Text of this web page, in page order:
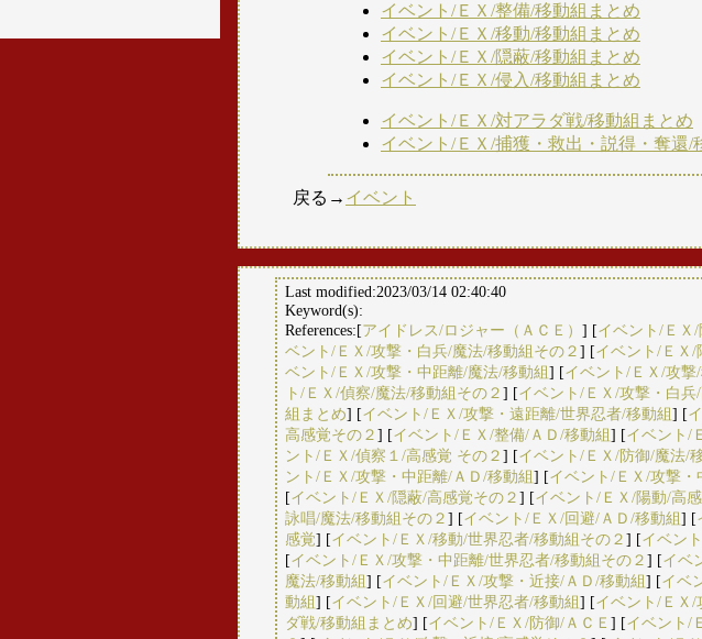
イベント/ＥＸ/整備/移動組まとめ
イベント/ＥＸ/移動/移動組まとめ
イベント/ＥＸ/隠蔽/移動組まとめ
イベント/ＥＸ/侵入/移動組まとめ
イベント/ＥＸ/対アラダ戦/移動組まとめ
イベント/ＥＸ/捕獲・救出・説得・奪還/
戻る→ イベント
Last modified:2023/03/14 02:40:40
Keyword(s):
References:[アイドレス/ロジャー（ＡＣＥ）] [イベント/ＥＸ
ベント/ＥＸ/攻撃・白兵/魔法/移動組その２] [イベント/ＥＸ
ベント/ＥＸ/攻撃・中距離/魔法/移動組] [イベント/ＥＸ/攻撃
ト/ＥＸ/偵察/魔法/移動組その２] [イベント/ＥＸ/攻撃・白兵
組まとめ] [イベント/ＥＸ/攻撃・遠距離/世界忍者/移動組] [
高感覚その２] [イベント/ＥＸ/整備/ＡＤ/移動組] [イベント/
ント/ＥＸ/偵察１/高感覚 その２] [イベント/ＥＸ/防御/魔法/
ント/ＥＸ/攻撃・中距離/ＡＤ/移動組] [イベント/ＥＸ/攻撃
[イベント/ＥＸ/隠蔽/高感覚その２] [イベント/ＥＸ/陽動/高
詠唱/魔法/移動組その２] [イベント/ＥＸ/回避/ＡＤ/移動組] [
感覚] [イベント/ＥＸ/移動/世界忍者/移動組その２] [イベン
[イベント/ＥＸ/攻撃・中距離/世界忍者/移動組その２] [イベ
魔法/移動組] [イベント/ＥＸ/攻撃・近接/ＡＤ/移動組] [イベ
動組] [イベント/ＥＸ/回避/世界忍者/移動組] [イベント/ＥＸ
ダ戦/移動組まとめ] [イベント/ＥＸ/防御/ＡＣＥ] [イベント/